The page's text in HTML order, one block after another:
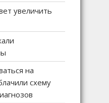
увеличить
на
схему